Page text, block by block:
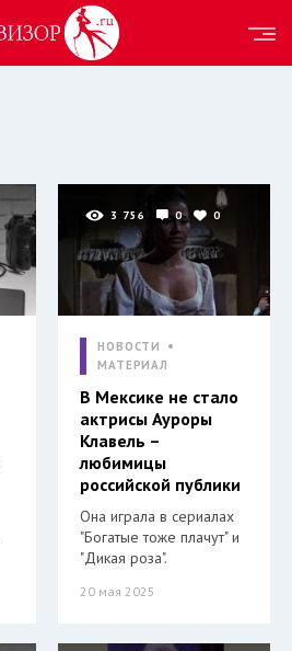
3 756 0 0
НОВОСТИ
МАТЕРИАЛ
В Мексике не стало
актрисы Ауроры
Клавель –
любимицы
российской публики
Она играла в сериалах
"Богатые тоже плачут" и
"Дикая роза".
20 мая 2025